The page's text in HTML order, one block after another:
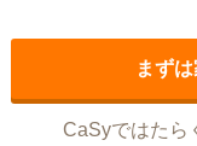
まず
CaSyではたら